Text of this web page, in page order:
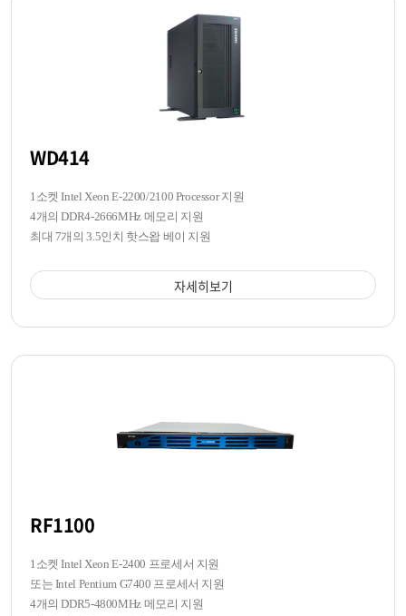
WD414
1소켓 Intel Xeon E-2200/2100 Processor 지원
4개의 DDR4-2666MHz 메모리 지원
최대 7개의 3.5인치 핫스왑 베이 지원
자세히보기
RF1100
1소켓 Intel Xeon E-2400 프로세서 지원
또는 Intel Pentium G7400 프로세서 지원
4개의 DDR5-4800MHz 메모리 지원